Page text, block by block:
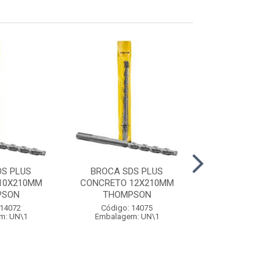
PLUS
UN\1
BROCA SDS PLUS
CONCRETO 12X210MM
THOMPSON
Código: 14075
Embalagem: UN\1